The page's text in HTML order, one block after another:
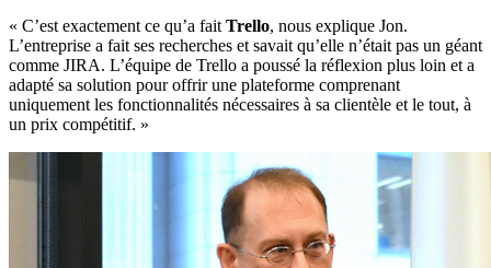
« C’est exactement ce qu’a faitTrello, nous explique Jon.
L’entreprise a fait ses recherches et savait qu’elle n’était pas un géant
comme JIRA. L’équipe de Trello a poussé la réflexion plus loin et a
adapté sa solution pour offrir une plateforme comprenant
uniquement les fonctionnalités nécessaires à sa clientèle et le tout, à
un prix compétitif. »